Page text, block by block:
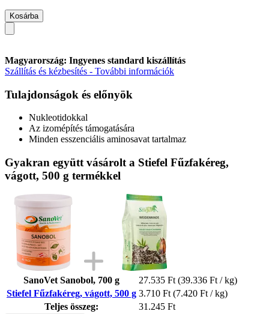
Kosárba
Magyarország: Ingyenes standard kiszállítás
Szállítás és kézbesítés - További információk
Tulajdonságok és előnyök
Nukleotidokkal
Az izomépítés támogatására
Minden esszenciális aminosavat tartalmaz
Gyakran együtt vásárolt a Stiefel Fűzfakéreg,
vágott, 500 g termékkel
SanoVet Sanobol, 700 g 27.535 Ft (39.336 Ft / kg)
Stiefel Fűzfakéreg, vágott, 500 g 3.710 Ft (7.420 Ft / kg)
Teljes összeg:
31.245 Ft